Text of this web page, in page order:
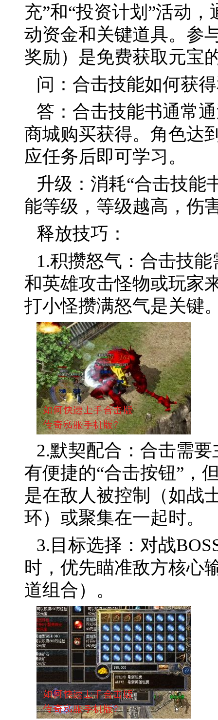
充”和“投资计划”活动
动资金和关键道具。参
奖励）是免费获取元宝
问：合击技能如何获
答：合击技能书通常
商城购买获得。角色达
应任务后即可学习。
升级：消耗“合击技能
能等级，等级越高，伤
释放技巧：
1.积攒怒气：合击技
和英雄攻击怪物或玩家
打小怪攒满怒气是关键
2.默契配合：合击需
有便捷的“合击按钮”，
是在敌人被控制（如战
环）或聚集在一起时。
3.目标选择：对战
时，优先瞄准敌方核心
道组合）。